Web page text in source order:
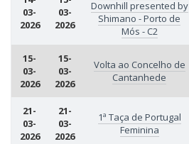
03-
2026
03-
2026
Downhill presented by
Shimano - Porto de
Mós - C2
15-
03-
2026
15-
03-
2026
Volta ao Concelho de
Cantanhede
21-
03-
2026
21-
03-
2026
1ª Taça de Portugal
Feminina